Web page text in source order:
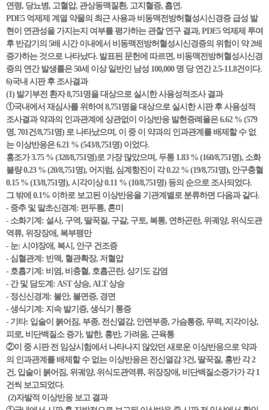
연령, 당뇨병, 고혈압, 관상동맥질환, 고지혈증, 흡연.
PDE5 억제제 계열 약물의 최근 사용과 비동맥전방허혈성시신경증 급성 발
현이 연관성을 가지는지 여부를 평가하는 관찰 연구 결과, PDE5 억제제 투여
후 반감기의 5배 시간 이내에서 비동맥전방허혈성시신경증의 위험이 약 2배
증가하는 것으로 나타났다. 발표된 문헌에 따르면, 비동맥전방허혈성시신경
증의 연간 발생률은 50세 이상 일반인 남성 100,000 명 당 연간 2.5-11.8건이다.
6)국내 시판 후 조사결과
(1) 발기부전 환자 8,751명을 대상으로 실시한 사용성적조사 결과
①국내에서 재심사를 위하여 8,751명을 대상으로 실시한 시판 후 사용성적
조사결과 약과의 인과관계에 상관없이 이상반응 발현증례율은 6.62 % (579
명, 701건/8,751명) 로 나타났으며, 이 중 이 약과의 인과관계를 배제할 수 없
는 이상반응은 6.21 % (543/8,751명) 이었다.
홍조가 3.75 % (328/8,751명)로 가장 많았으며, 두통 1.83 % (160/8,751명), 소화
불량 0.23 % (20/8,751명), 어지럼, 심계항진이 각 0.22 % (19/8,751명), 안구충혈
0.15 % (13/8,751명), 시각이상 0.11 % (10/8,751명) 등의 순으로 조사되었다.
그 밖에 0.1% 이하로 보고된 이상반응을 기관계별로 분류하면 다음과 같다.
- 중추 및 말초신경계: 편두통, 혼미
- 소화기계: 설사, 구역, 딸꾹질, 구갈, 구토, 복통, 연하곤란, 위궤양, 위식도관
역류, 위장장애, 복부팽만
- 눈: 시야장애, 복시, 안구 건조증
- 심혈관계: 빈맥, 혈관확장, 저혈압
- 호흡기계: 비염, 비충혈, 호흡곤란, 상기도 감염
- 간 및 담도계: AST 상승, ALT 상승
- 정신신경계: 불안, 불면증, 경면
- 생식기계: 지속 발기증, 생식기 통증
- 기타: 입술이 붉어짐, 부종, 전신열감, 안면부종, 가슴통증, 무력, 지각이상,
피로, 비단백질소 증가, 발한, 홍반, 가려움, 근육통
②이 중 시판 전 임상시험에서 나타나지 않았던 새로운 이상반응으로 약과
의 인과관계를 배제할 수 없는 이상반응은 전신열감 3건, 딸꾹질, 홍반 각 2
건, 입술이 붉어짐, 위궤양, 위식도관역류, 위장장애, 비단백질소증가가 각 1
건씩 보고되었다.
(2)자발적 이상반응 보고 결과